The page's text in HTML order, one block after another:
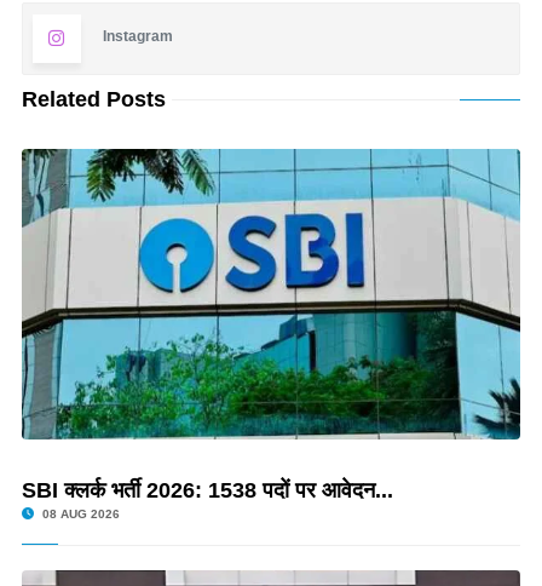
Instagram
Related Posts
SBI क्लर्क भर्ती 2026: 1538 पदों पर आवेदन...
08 AUG 2026